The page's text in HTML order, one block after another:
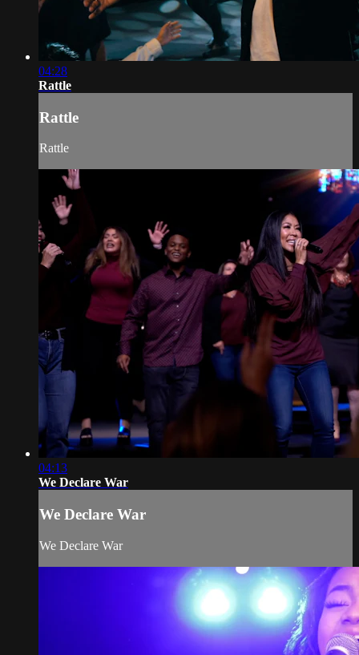
04:28
Rattle
Rattle
Rattle
04:13
We Declare War
We Declare War
We Declare War